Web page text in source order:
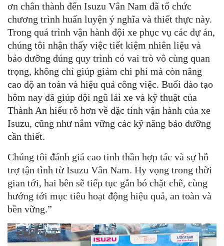
ơn chân thành đến Isuzu Vân Nam đã tổ chức
chương trình huấn luyện ý nghĩa và thiết thực này.
Trong quá trình vận hành đội xe phục vụ các dự án,
chúng tôi nhận thấy việc tiết kiệm nhiên liệu và
bảo dưỡng đúng quy trình có vai trò vô cùng quan
trọng, không chỉ giúp giảm chi phí mà còn nâng
cao độ an toàn và hiệu quả công việc. Buổi đào tạo
hôm nay đã giúp đội ngũ lái xe và kỹ thuật của
Thành An hiểu rõ hơn về đặc tính vận hành của xe
Isuzu, cũng như nắm vững các kỹ năng bảo dưỡng
cần thiết.
Chúng tôi đánh giá cao tinh thần hợp tác và sự hỗ
trợ tận tình từ Isuzu Vân Nam. Hy vọng trong thời
gian tới, hai bên sẽ tiếp tục gắn bó chặt chẽ, cùng
hướng tới mục tiêu hoạt động hiệu quả, an toàn và
bền vững.”